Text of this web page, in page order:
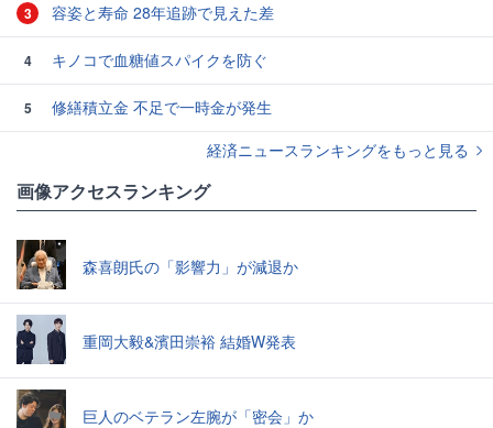
3 容姿と寿命 28年追跡で見えた差
4 キノコで血糖値スパイクを防ぐ
5
修繕積立金 不足で一時金が発生
経済ニュースランキングをもっと見る
画像アクセスランキング
森喜朗氏の「影響力」が減退か
重岡大毅&濱田崇裕 結婚W発表
巨人のベテラン左腕が「密会」か